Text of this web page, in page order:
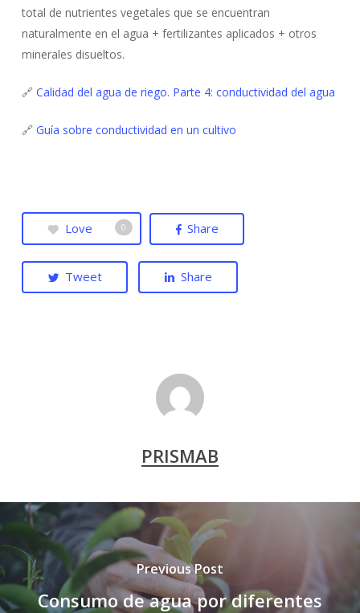
total de nutrientes vegetales que se encuentran
naturalmente en el agua + fertilizantes aplicados + otros
minerales disueltos.
🔗 Calidad del agua de riego. Parte 4: conductividad del agua
🔗 Guía sobre conductividad en un cultivo
Love 0 Share
Tweet Share
PRISMAB
Previous Post
Consumo de agua por diferentes